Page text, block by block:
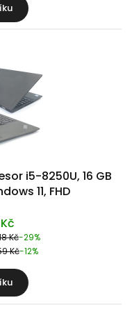
i5-8250U, 16 GB
11, FHD
Kč-29%
Kč-12%